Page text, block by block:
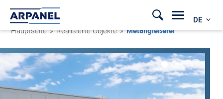
DE
Hauptseite » Realisierte Objekte »Metallgießerei